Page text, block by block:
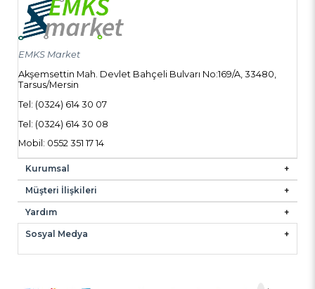
EMKS Market
Akşemsettin Mah. Devlet Bahçeli Bulvarı No:169/A, 33480,
Tarsus/Mersin
Tel: (0324) 614 30 07
Tel: (0324) 614 30 08
Mobil: 0552 351 17 14
Kurumsal
Müşteri İlişkileri
Yardım
Sosyal Medya